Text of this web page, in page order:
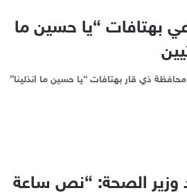
بهتافات “يا حسين ما
ذي قار بهتافات “يا حسين ما انذلينا”
وزير الصحة: “نص ساعة